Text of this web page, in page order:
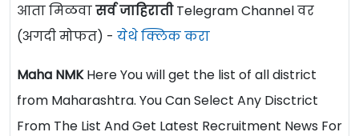
आता मिळवासर्व जाहिरातीTelegram Channel वर
(अगदी मोफत) - येथे क्लिक करा
Maha NMKHere You will get the list of all district
from Maharashtra. You Can Select Any Disctrict
From The List And Get Latest Recruitment News For